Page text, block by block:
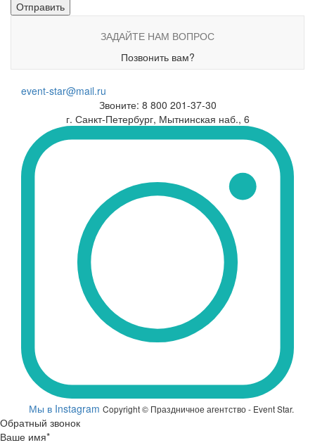
ЗАДАЙТЕ НАМ ВОПРОС
Позвонить вам?
event-star@mail.ru
Звоните: 8 800 201-37-30
г. Санкт-Петербург, Мытнинская наб., 6
Мы в Instagram Copyright © Праздничное агентство - Event Star.
Обратный звонок
Ваше имя*